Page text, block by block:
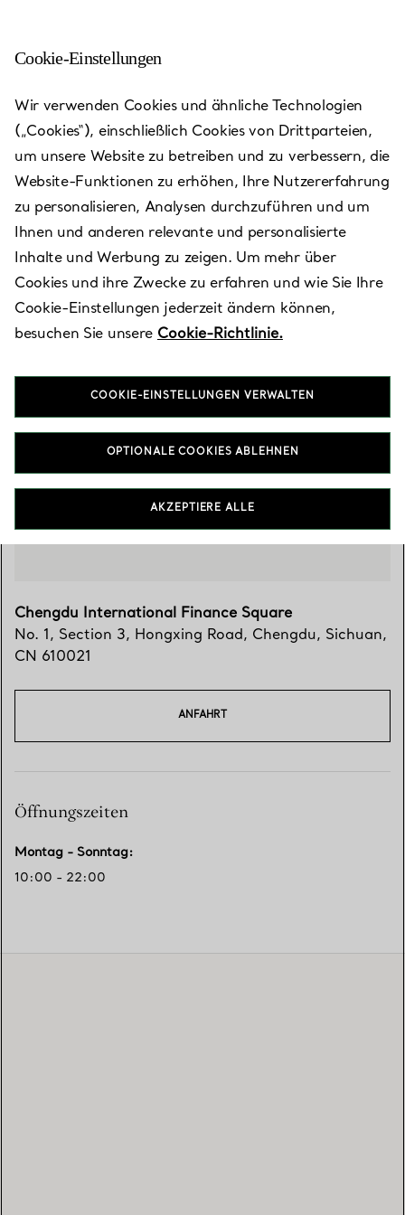
Chengdu International
Finance Square
Heute bis 22:00 geöffnet
Verfügbare Leistungen
No. 1, Section 3, Hongxing Road ,Chengdu
Besuchen Sie uns
Chengdu International Finance Square
No. 1, Section 3, Hongxing Road, Chengdu, Sichuan,
CN 610021
ANFAHRT
Öffnungszeiten
Montag - Sonntag:
10:00 - 22:00
Cookie-Einstellungen
Wir verwenden Cookies und ähnliche Technologien
(„Cookies“), einschließlich Cookies von Drittparteien,
um unsere Website zu betreiben und zu verbessern, die
Website-Funktionen zu erhöhen, Ihre Nutzererfahrung
zu personalisieren, Analysen durchzuführen und um
Ihnen und anderen relevante und personalisierte
Inhalte und Werbung zu zeigen. Um mehr über
Cookies und ihre Zwecke zu erfahren und wie Sie Ihre
Cookie-Einstellungen jederzeit ändern können,
besuchen Sie unsere Cookie-Richtlinie.
COOKIE-EINSTELLUNGEN VERWALTEN
OPTIONALE COOKIES ABLEHNEN
AKZEPTIERE ALLE